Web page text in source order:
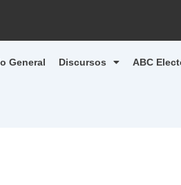
General Discursos ABC